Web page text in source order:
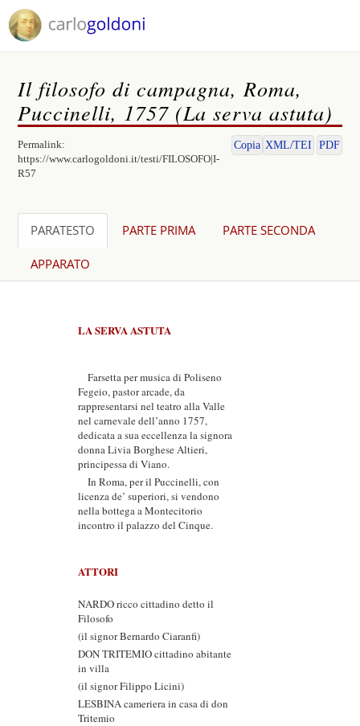
Il filosofo di campagna, Roma,
Puccinelli, 1757 (La serva astuta)
Permalink:
https://www.carlogoldoni.it/testi/FILOSOFO|I-
R57
Copia XML/TEI PDF
PARATESTO PARTE PRIMA PARTE SECONDA
APPARATO
LA SERVA ASTUTA
Farsetta per musica di Poliseno
Fegeio, pastor arcade, da
rappresentarsi nel teatro alla Valle
nel carnevale dell’anno 1757,
dedicata a sua eccellenza la signora
donna Livia Borghese Altieri,
principessa di Viano.
In Roma, per il Puccinelli, con
licenza de’ superiori, si vendono
nella bottega a Montecitorio
incontro il palazzo del Cinque.
ATTORI
NARDO ricco cittadino detto il
Filosofo
(il signor Bernardo Ciaranfi)
DON TRITEMIO cittadino abitante
in villa
(il signor Filippo Licini)
LESBINA cameriera in casa di don
Tritemio